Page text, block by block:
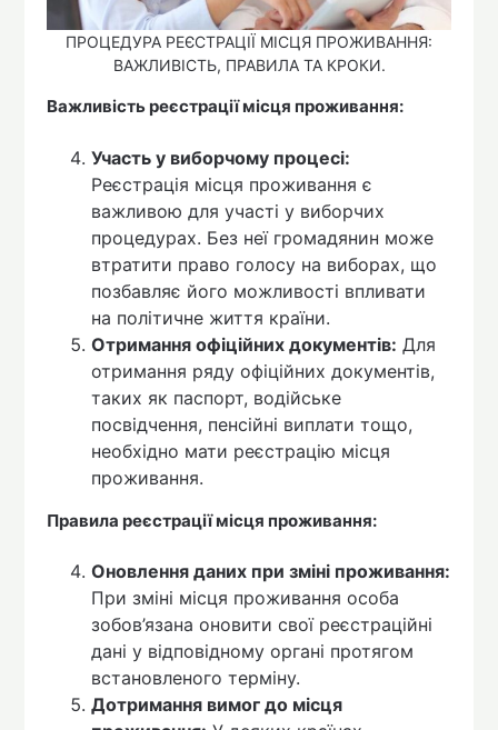
ПРОЦЕДУРА РЕЄСТРАЦІЇ МІСЦЯ ПРОЖИВАННЯ:
ВАЖЛИВІСТЬ, ПРАВИЛА ТА КРОКИ.
Важливість реєстрації місця проживання:
Участь у виборчому процесі:
Реєстрація місця проживання є
важливою для участі у виборчих
процедурах. Без неї громадянин може
втратити право голосу на виборах, що
позбавляє його можливості впливати
на політичне життя країни.
Отримання офіційних документів: Для
отримання ряду офіційних документів,
таких як паспорт, водійське
посвідчення, пенсійні виплати тощо,
необхідно мати реєстрацію місця
проживання.
Правила реєстрації місця проживання:
Оновлення даних при зміні проживання:
При зміні місця проживання особа
зобов’язана оновити свої реєстраційні
дані у відповідному органі протягом
встановленого терміну.
Дотримання вимог до місця